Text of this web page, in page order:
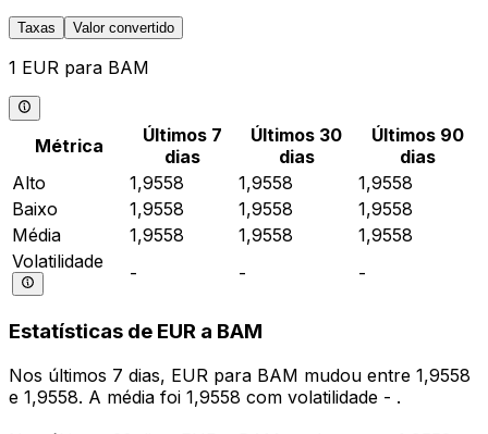
Taxas Valor convertido
1 EUR para BAM
Métrica
Últimos 7
dias
Últimos 30
dias
Últimos 90
dias
Alto
1,9558 1,9558
1,9558
Baixo
1,9558 1,9558
1,9558
Média
1,9558 1,9558
1,9558
Volatilidade
- - -
Estatísticas de EUR a BAM
Nos últimos 7 dias, EUR para BAM mudou entre 1,9558
e 1,9558. A média foi 1,9558 com volatilidade - .